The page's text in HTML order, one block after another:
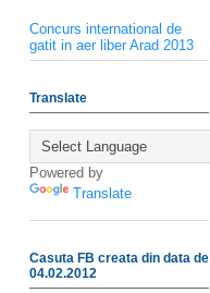
Concurs international de
gatit in aer liber Arad 2013
Translate
Powered by
Translate
Casuta FB creata din data de
04.02.2012